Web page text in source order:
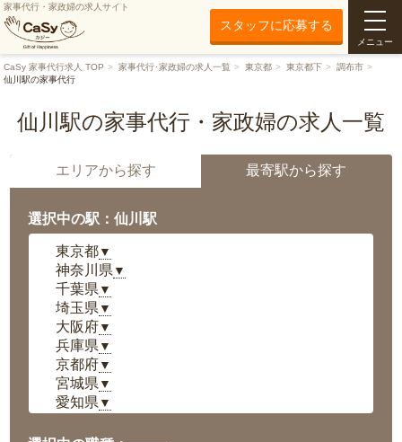
家事代行・家政婦の求人サイト
スタッフに応募する
メニュー
CaSy 家事代行求人 TOP 家事代行･家政婦の求人一覧 東京都 東京都下
調布市
仙川駅の家事代行
仙川駅の家事代行・家政婦の求人一覧
エリアから探す 最寄駅から探す
選択中の駅：仙川駅
東京都▼
神奈川県 ▼
千葉県 ▼
埼玉県 ▼
大阪府▼
兵庫県 ▼
京都府▼
宮城県 ▼
愛知県 ▼